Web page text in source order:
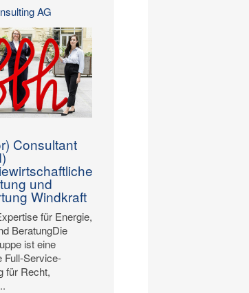
AG
Consultant
und
Windkraft
für Energie,
BeratungDie
ist eine
Full-Service-
für Recht,